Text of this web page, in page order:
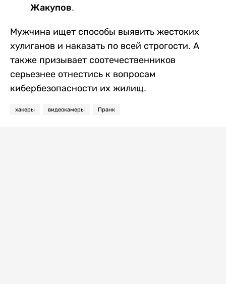
Жакупов.
Мужчина ищет способы выявить жестоких
хулиганов и наказать по всей строгости. А
также призывает соотечественников
серьезнее отнестись к вопросам
кибербезопасности их жилищ.
хакеры видеокамеры Пранк